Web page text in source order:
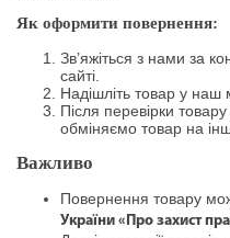
Як оформити повернення:
Зв’яжіться з нами за
сайті.
Надішліть товар у наш
Після перевірки
обміняємо товар на
Важливо
Повернення товару
України «Про захист